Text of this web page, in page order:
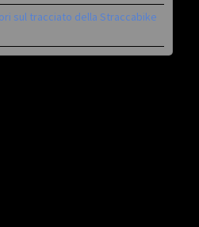
sul tracciato della Straccabike